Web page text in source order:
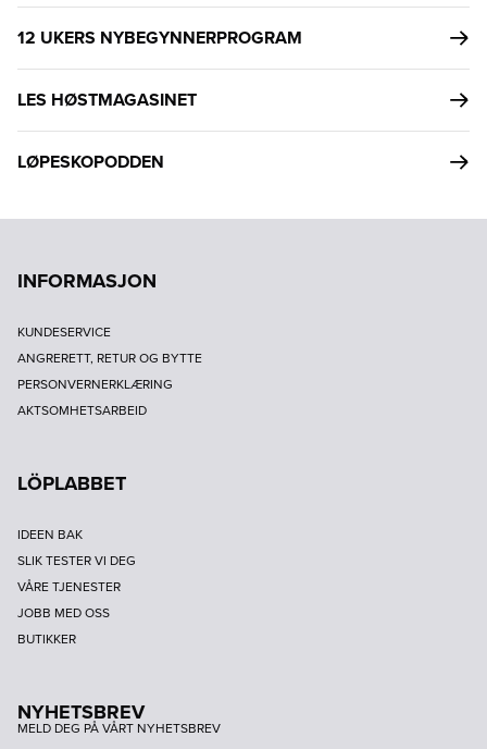
12 UKERS NYBEGYNNERPROGRAM
LES HØSTMAGASINET
LØPESKOPODDEN
INFORMASJON
KUNDESERVICE
ANGRERETT, RETUR OG BYTTE
PERSONVERNERKLÆRING
AKTSOMHETSARBEID
LÖPLABBET
IDEEN BAK
SLIK TESTER VI DEG
VÅRE TJENESTER
JOBB MED OSS
BUTIKKER
NYHETSBREV
MELD DEG PÅ VÅRT NYHETSBREV